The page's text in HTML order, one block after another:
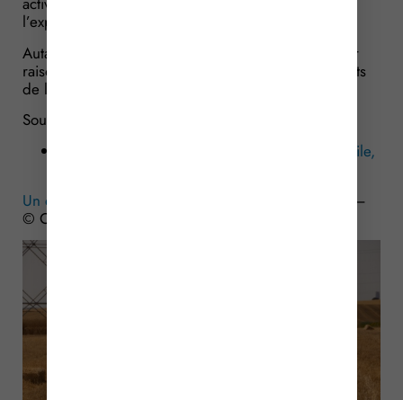
l’exploitation des terres louées…
Autant d’éléments qui vont amener le juge à donner
raison au GFA : le bail rural est donc résilié, aux torts
de l’agriculteur !
Sources :
Arrêt de la Cour de cassation, 3e chambre civile,
Un exploitant agricole… qui ne l’est pas vraiment ?
–
© Copyright WebLex